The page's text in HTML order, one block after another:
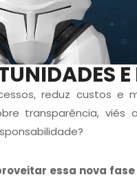
E
reduz custos e
transparência, viés
essa nova fase